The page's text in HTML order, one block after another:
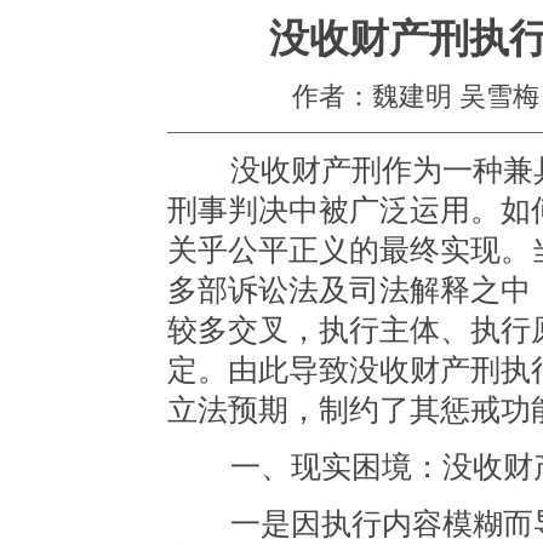
没收财产刑执
作者：魏建明 吴雪梅
没收财产刑作为一种兼
刑事判决中被广泛运用。
关乎公平正义的最终实现
多部诉讼法及司法解释之
较多交叉，执行主体、执
定。由此导致没收财产刑
立法预期，制约了其惩戒
一、现实困境：没收财
一是因执行内容模糊而